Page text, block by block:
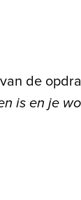
de
is en je